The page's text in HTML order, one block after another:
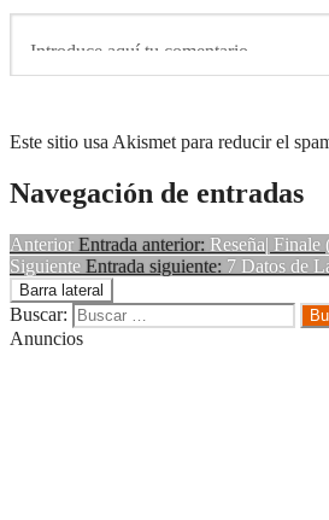
Este sitio usa Akismet para reducir el
Navegación de entradas
Anterior Entrada anterior: Reseña|
Siguiente Entrada siguiente: 7 Datos de
Barra lateral
Buscar:
Anuncios